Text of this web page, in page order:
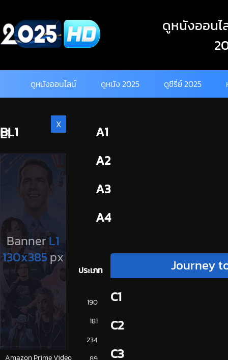
content
ดูหนังออนไ
ดูหนังออนไลน์ ดูหนัง 2025 ดูซีรี่ย์ 2025
BL1
BL2
A1
A2
A3
A4
ประเภท
190
ดูซีรี่ย์ 2025
181
ดูหนัง 2025
234
Amazon Prime Video
Journey
C1
C2
C3
X
L1